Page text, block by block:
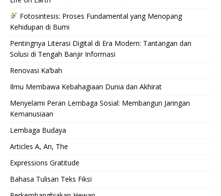
Fotosintesis: Proses Fundamental yang Menopang
Kehidupan di Bumi
Pentingnya Literasi Digital di Era Modern: Tantangan dan
Solusi di Tengah Banjir Informasi
Renovasi Ka’bah
Ilmu Membawa Kebahagiaan Dunia dan Akhirat
Menyelami Peran Lembaga Sosial: Membangun Jaringan
Kemanusiaan
Lembaga Budaya
Articles A, An, The
Expressions Gratitude
Bahasa Tulisan Teks Fiksi